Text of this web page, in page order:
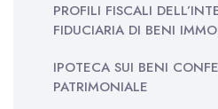
PROFILI FISCALI
FIDUCIARIA DI BENI
IPOTECA SUI BENI
PATRIMONIALE